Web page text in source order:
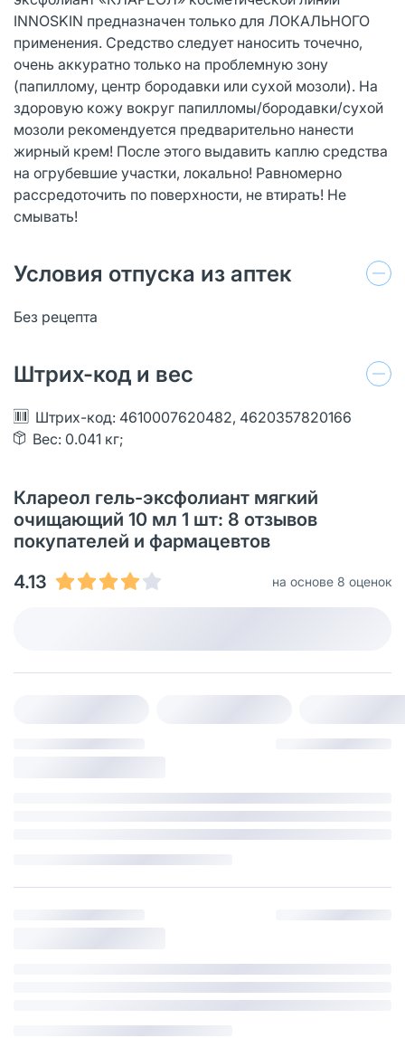
INNOSKIN предназначен только для ЛОКАЛЬНОГО
применения. Средство следует наносить точечно,
очень аккуратно только на проблемную зону
(папиллому, центр бородавки или сухой мозоли). На
здоровую кожу вокруг папилломы/бородавки/сухой
мозоли рекомендуется предварительно нанести
жирный крем! После этого выдавить каплю средства
на огрубевшие участки, локально! Равномерно
рассредоточить по поверхности, не втирать! Не
смывать!
Условия отпуска из аптек
Без рецепта
Штрих-код и вес
Штрих-код: 4610007620482, 4620357820166
Вес: 0.041 кг;
Клареол гель-эксфолиант мягкий
очищающий 10 мл 1 шт: 8 отзывов
покупателей и фармацевтов
4.13
на основе 8 оценок